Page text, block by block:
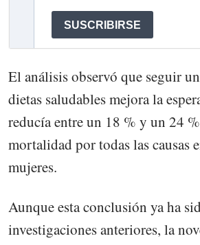
El análisis observó que seguir
dietas saludables mejora la
reducía entre un 18 % y un 24
mortalidad por todas las causas
mujeres.
Aunque esta conclusión ya ha
investigaciones anteriores, la